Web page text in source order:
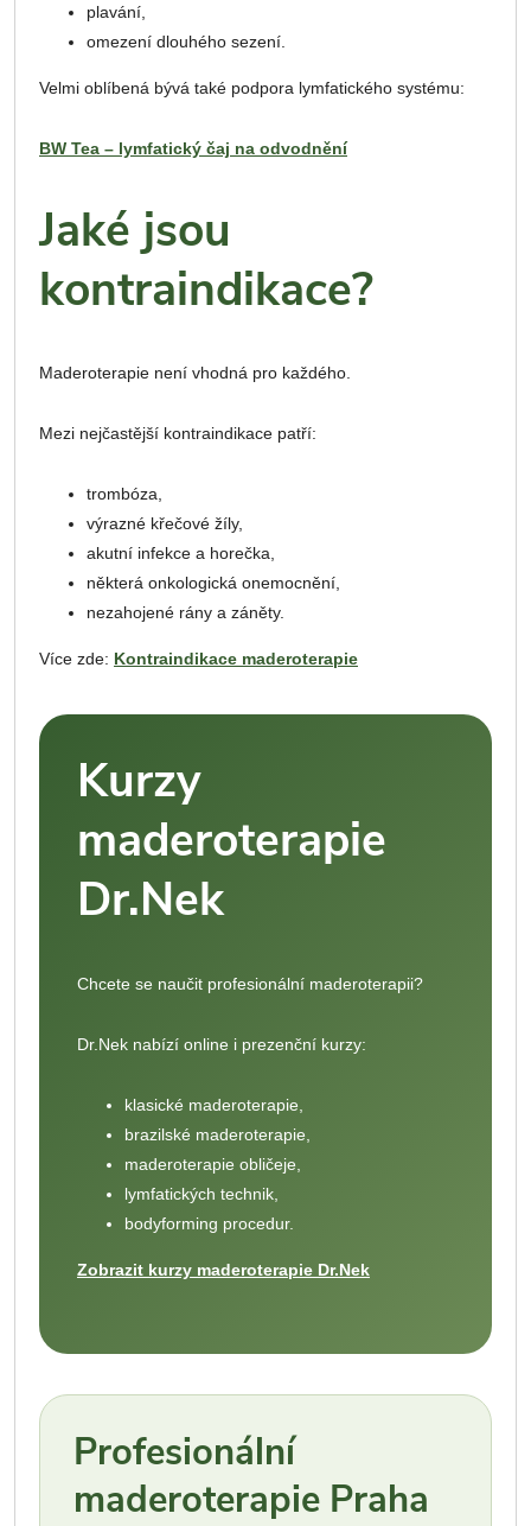
plavání,
omezení dlouhého sezení.
Velmi oblíbená bývá také podpora lymfatického systému:
BW Tea – lymfatický čaj na odvodnění
Jaké jsou
kontraindikace?
Maderoterapie není vhodná pro každého.
Mezi nejčastější kontraindikace patří:
trombóza,
výrazné křečové žíly,
akutní infekce a horečka,
některá onkologická onemocnění,
nezahojené rány a záněty.
Více zde: Kontraindikace maderoterapie
Kurzy
maderoterapie
Dr.Nek
Chcete se naučit profesionální maderoterapii?
Dr.Nek nabízí online i prezenční kurzy:
klasické maderoterapie,
brazilské maderoterapie,
maderoterapie obličeje,
lymfatických technik,
bodyforming procedur.
Zobrazit kurzy maderoterapie Dr.Nek
Profesionální
maderoterapie Praha